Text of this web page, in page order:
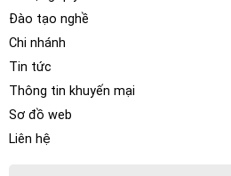
Đào tạo nghề
Chi nhánh
Tin tức
Thông tin khuyến mại
Sơ đồ web
Liên hệ